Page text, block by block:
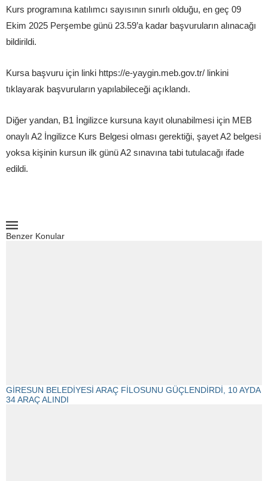
Kurs programına katılımcı sayısının sınırlı olduğu, en geç 09
Ekim 2025 Perşembe günü 23.59’a kadar başvuruların alınacağı
bildirildi.
Kursa başvuru için linki https://e-yaygin.meb.gov.tr/ linkini
tıklayarak başvuruların yapılabileceği açıklandı.
Diğer yandan, B1 İngilizce kursuna kayıt olunabilmesi için MEB
onaylı A2 İngilizce Kurs Belgesi olması gerektiği, şayet A2 belgesi
yoksa kişinin kursun ilk günü A2 sınavına tabi tutulacağı ifade
edildi.
Benzer Konular
GİRESUN BELEDİYESİ ARAÇ FİLOSUNU GÜÇLENDİRDİ, 10 AYDA
34 ARAÇ ALINDI